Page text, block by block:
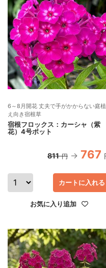
6～8月開花 丈夫で手がかからない庭植
え向き宿根草
宿根フロックス：カーシャ（紫
花）4号ポット
811 円 767
カートに入れる
お気に入り追加